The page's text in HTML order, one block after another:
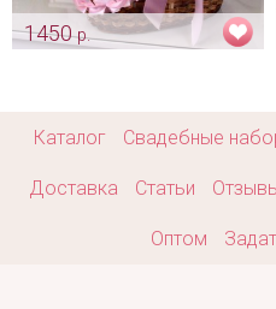
1450р.
Каталог Свадебные
Доставка Статьи
Оптом